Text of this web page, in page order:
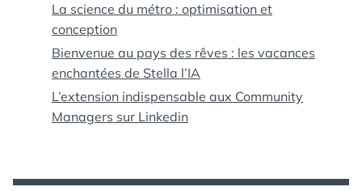
La science du métro : optimisation et
conception
Bienvenue au pays des rêves : les vacances
enchantées de Stella l’IA
L’extension indispensable aux Community
Managers sur Linkedin